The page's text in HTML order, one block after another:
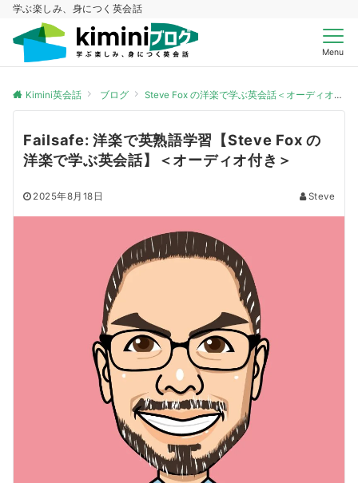
学ぶ楽しみ、身につく英会話
Menu
Kimini英会話 ブログ Steve Fox の洋楽で学ぶ英会話＜オーディオ付き＞
Failsafe: 洋楽で英熟語学習【Steve Fox の
洋楽で学ぶ英会話】＜オーディオ付き＞
2025年8月18日 Steve